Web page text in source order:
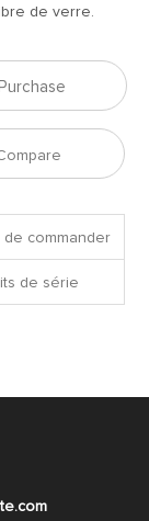
de verre.
Purchase
de commander
de série